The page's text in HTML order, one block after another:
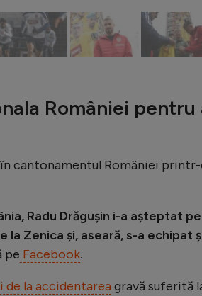
României pentru
în cantonamentul României
Radu Drăgușin i-a așteptat pe
Zenica și, aseară, s-a echipat
pe Facebook.
de la accidentarea gravă suferită